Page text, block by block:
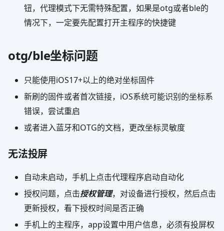
钮，代理模式下无需特殊配置，如果是otg或者ble的
情况下，一定要先配置打开主程序的快捷键
otg/ble坐标问题
只能使用iOS17+以上的绝对坐标固件
新刷的固件或者首次链接，iOS系统可能识别的坐标系
错误，尝试重启
或者进入蓝牙和OTG的文档，更改坐标灵敏度
无法投屏
自动未启动，手机上点击代理程序启动自动化
授权问题，点击授权管理，对设备进行授权，然后点击
更新授权，看下授权时间是否正确
手机上的主程序，app设置中用户信息，必须有投屏权